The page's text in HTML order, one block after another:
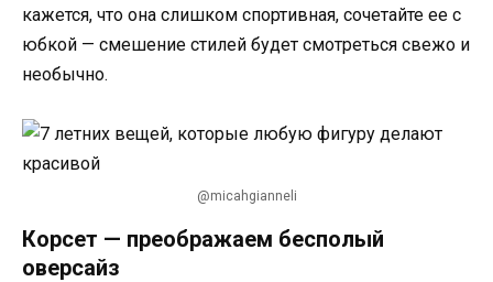
кажется, что она слишком спортивная, сочетайте ее с
юбкой — смешение стилей будет смотреться свежо и
необычно.
@micahgianneli
Корсет — преображаем бесполый
оверсайз